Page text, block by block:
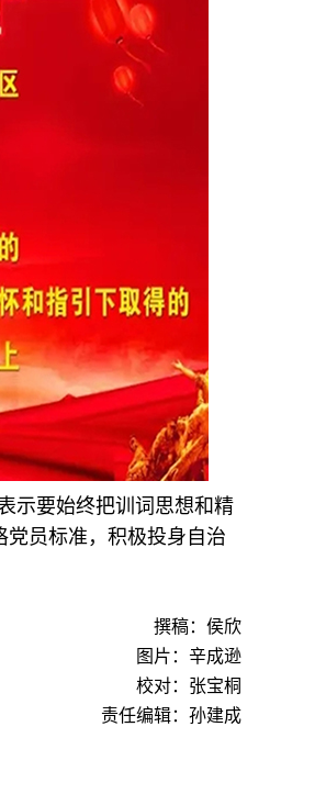
示要始终把训词思想和精
员标准，积极投身自治
撰稿：侯欣
图片：辛成逊
校对：张宝桐
责任编辑：孙建成